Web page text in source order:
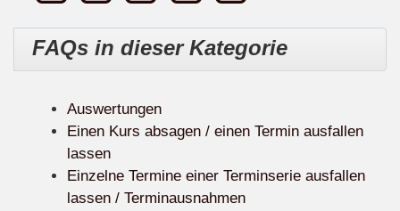
FAQs in dieser Kategorie
Auswertungen
Einen Kurs absagen / einen Termin ausfallen
lassen
Einzelne Termine einer Terminserie ausfallen
lassen / Terminausnahmen